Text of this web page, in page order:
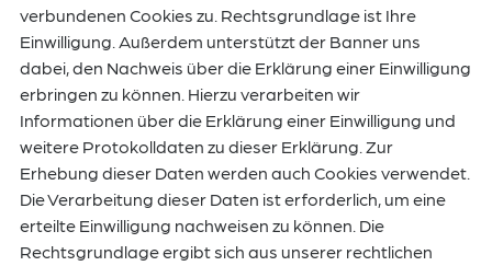
verbundenen Cookies zu. Rechtsgrundlage ist Ihre
Einwilligung. Außerdem unterstützt der Banner uns
dabei, den Nachweis über die Erklärung einer Einwilligung
erbringen zu können. Hierzu verarbeiten wir
Informationen über die Erklärung einer Einwilligung und
weitere Protokolldaten zu dieser Erklärung. Zur
Erhebung dieser Daten werden auch Cookies verwendet.
Die Verarbeitung dieser Daten ist erforderlich, um eine
erteilte Einwilligung nachweisen zu können. Die
Rechtsgrundlage ergibt sich aus unserer rechtlichen